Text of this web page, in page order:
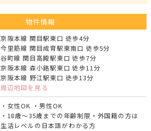
物件情報
京阪本線 関目駅東口 徒歩4分
今里筋線 関目成育駅東南口 徒歩5分
谷町線 関目高殿駅東口 徒歩7分
京阪本線 森小路駅東口 徒歩11分
京阪本線 野江駅東口 徒歩13分
周辺地図を見る
・女性OK ・男性OK
・18歳～35歳までの年齢制限・外国籍の方は
生活レベルの日本語がわかる方